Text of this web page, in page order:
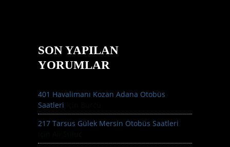
SON YAPILAN
YORUMLAR
401 Havalimanı Kozan Adana Otobüs
Saatleri
217 Tarsus Gülek Mersin Otobüs Saatleri